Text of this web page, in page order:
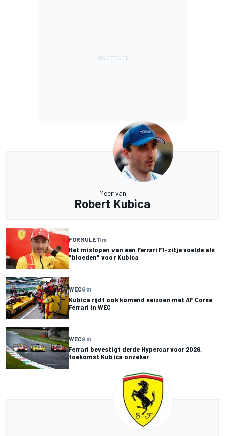
Meer van
Robert Kubica
FORMULE 11 m
Het mislopen van een Ferrari F1-zitje voelde als
"bloeden" voor Kubica
WEC6 m
Kubica rijdt ook komend seizoen met AF Corse
Ferrari in WEC
WEC9 m
Ferrari bevestigt derde Hypercar voor 2026,
toekomst Kubica onzeker